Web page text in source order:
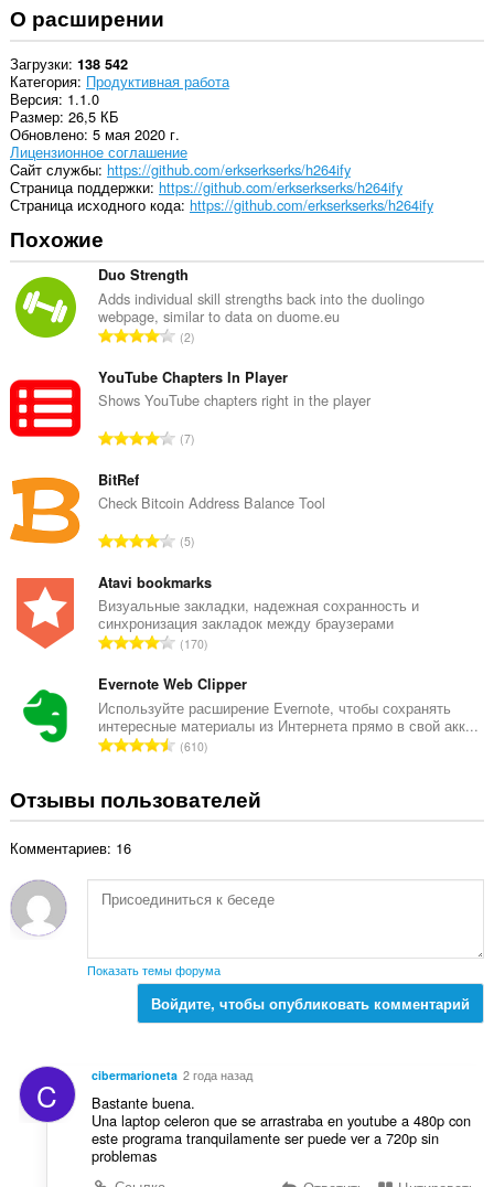
О расширении
Загрузки 138 542
Категория Продуктивная работа
Версия 1.1.0
Размер 26,5 КБ
Обновлено 5 мая 2020 г.
Лицензионное соглашение
Cайт службы https://github.com/erkserkserks/h264ify
Страница поддержки https://github.com/erkserkserks/h264ify
Страница исходного кода https://github.com/erkserkserks/h264ify
Похожие
Duo Strength
Adds individual skill strengths back into the duolingo
webpage, similar to data on duome.eu
В
е
г
о
н
о
к
:
2
YouTube Chapters In Player
Shows YouTube chapters right in the player
В
г
о
е
н
о
к
:
7
BitRef
Check Bitcoin Address Balance Tool
В
е
г
о
о
е
н
о
к
5
Atavi bookmarks
Визуальные закладки, надежная сохранность и
синхронизация закладок между браузерами
В
е
г
о
о
е
н
:
170
Evernote Web Clipper
Используйте расширение Evernote, чтобы сохранять
интересные материалы из Интернета прямо в свой акк...
В
г
ц
е
к
:
610
Отзывы пользователей
Комментариев: 16
Показать темы форума
Войдите, чтобы опубликовать комментарий
C cibermarioneta 2 года назад
Bastante buena.
Una laptop celeron que se arrastraba en youtube a 480p con
este programa tranquilamente ser puede ver a 720p sin
problemas